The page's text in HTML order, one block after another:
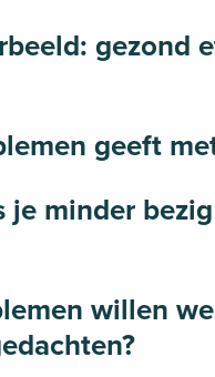
gezond
geeft
minder
willen